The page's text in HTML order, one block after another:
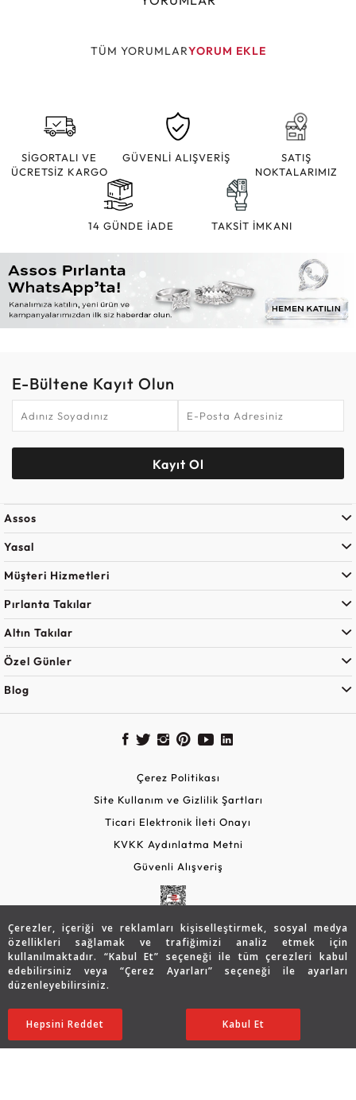
Çerezler, içeriği ve reklamları kişiselleştirmek, sosyal medya
özellikleri sağlamak ve trafiğimizi analiz etmek için
kullanılmaktadır. “Kabul Et” seçeneği ile tüm çerezleri kabul
edebilirsiniz veya “Çerez Ayarları” seçeneği ile ayarları
düzenleyebilirsiniz.
Ayarları Düzenle
Hepsini Reddet Kabul Et
95.770 TL
90.982 TL SATIN ALIN
TÜM YORUMLARYORUM EKLE
SİGORTALI VE
ÜCRETSİZ KARGO
GÜVENLİ ALIŞVERİŞ
SATIŞ
NOKTALARIMIZ
14 GÜNDE İADE TAKSİT İMKANI
E-Bültene Kayıt Olun
Kayıt Ol
Assos
Yasal
Müşteri Hizmetleri
Pırlanta Takılar
Altın Takılar
Özel Günler
Blog
Çerez Politikası
Site Kullanım ve Gizlilik Şartları
Ticari Elektronik İleti Onayı
KVKK Aydınlatma Metni
Güvenli Alışveriş
Copyright © 2026 Assos Pırlanta - Bu sitenin tüm hakları